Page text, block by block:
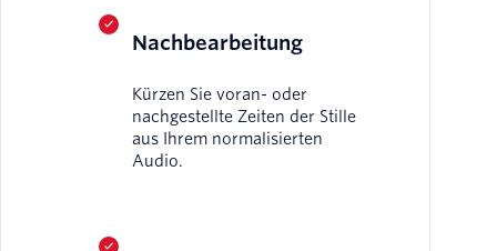
Nachbearbeitung
Kürzen Sie voran- oder
nachgestellte Zeiten der Stille
aus Ihrem normalisierten
Audio.